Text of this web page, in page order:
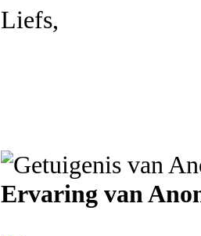
Liefs,
Ervaring van